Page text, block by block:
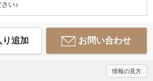
い♪
り追加 お問い合わせ
情報の見方